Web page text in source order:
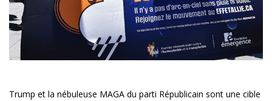
Trump et la nébuleuse MAGA du parti Républicain sont une cible